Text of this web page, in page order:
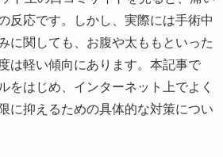
反応です。しかし、実際には手術中
に関しても、お腹や太ももといった
は軽い傾向にあります。本記事で
をはじめ、インターネット上でよく
に抑えるための具体的な対策につい